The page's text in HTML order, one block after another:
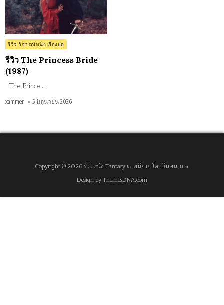
Posted
in
รีวิว วิจารณ์หนัง เรื่องย่อ
รีวิว The Princess Bride
(1987)
The Prince…
xammer 5 มิถุนายน 2026
Copyright © 2026 รีวิวหนัง Fantasy เทพนิยาย โลกจินตนาการ
Design by ThemesDNA.com